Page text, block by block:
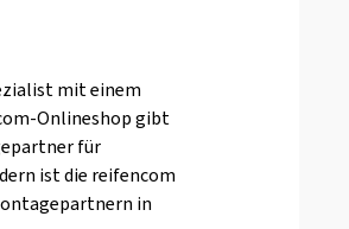
mit einem
Onlineshop gibt
für
ist die reifencom
in